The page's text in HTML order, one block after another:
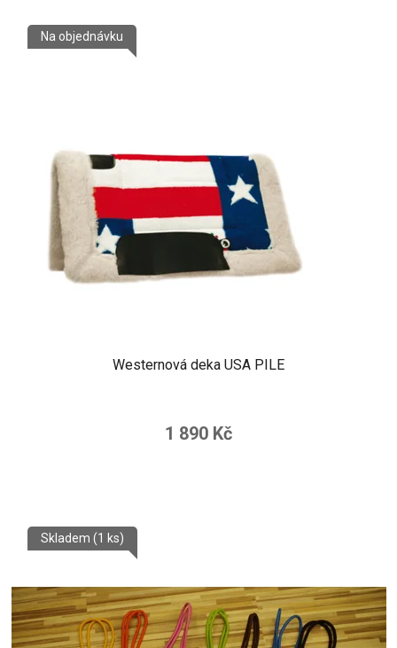
Westernová deka USA PILE
Na objednávku
1 890 Kč
Skladem (1 ks)